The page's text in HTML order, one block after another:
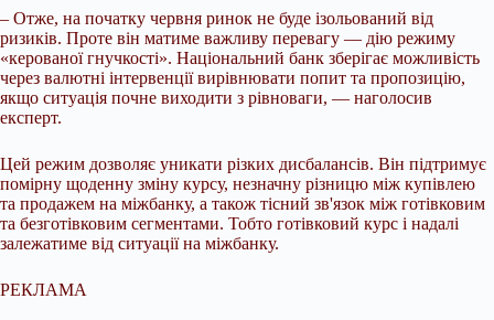
– Отже, на початку червня ринок не буде ізольований від
ризиків. Проте він матиме важливу перевагу — дію режиму
«керованої гнучкості». Національний банк зберігає можливість
через валютні інтервенції вирівнювати попит та пропозицію,
якщо ситуація почне виходити з рівноваги, — наголосив
експерт.
Цей режим дозволяє уникати різких дисбалансів. Він підтримує
помірну щоденну зміну курсу, незначну різницю між купівлею
та продажем на міжбанку, а також тісний зв'язок між готівковим
та безготівковим сегментами. Тобто готівковий курс і надалі
залежатиме від ситуації на міжбанку.
РЕКЛАМА